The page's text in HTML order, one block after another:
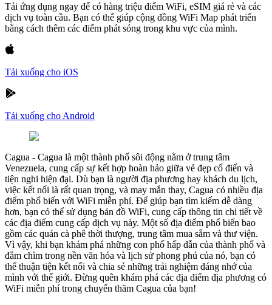
Tải ứng dụng ngay để có hàng triệu điểm WiFi, eSIM giá rẻ và các
dịch vụ toàn cầu. Bạn có thể giúp cộng đồng WiFi Map phát triển
bằng cách thêm các điểm phát sóng trong khu vực của mình.
Tải xuống cho iOS
Tải xuống cho Android
Cagua - Cagua là một thành phố sôi động nằm ở trung tâm
Venezuela, cung cấp sự kết hợp hoàn hảo giữa vẻ đẹp cổ điển và
tiện nghi hiện đại. Dù bạn là người địa phương hay khách du lịch,
việc kết nối là rất quan trọng, và may mắn thay, Cagua có nhiều địa
điểm phổ biến với WiFi miễn phí. Để giúp bạn tìm kiếm dễ dàng
hơn, bạn có thể sử dụng bản đồ WiFi, cung cấp thông tin chi tiết về
các địa điểm cung cấp dịch vụ này. Một số địa điểm phổ biến bao
gồm các quán cà phê thời thượng, trung tâm mua sắm và thư viện.
Vì vậy, khi bạn khám phá những con phố hấp dẫn của thành phố và
đắm chìm trong nền văn hóa và lịch sử phong phú của nó, bạn có
thể thuận tiện kết nối và chia sẻ những trải nghiệm đáng nhớ của
mình với thế giới. Đừng quên khám phá các địa điểm địa phương có
WiFi miễn phí trong chuyến thăm Cagua của bạn!